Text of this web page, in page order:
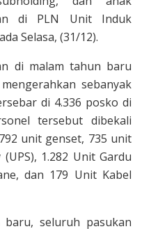
di PLN Unit Induk
Selasa, (31/12).
di malam tahun baru
sebanyak
di 4.336 posko di
tersebut dibekali
unit genset, 735 unit
1.282 Unit Gardu
dan 179 Unit Kabel
seluruh pasukan